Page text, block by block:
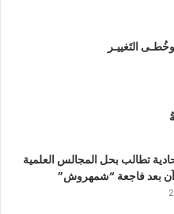
التَغييـر
تطالب بحل المجالس العلمية
بعد فاجعة “شمهروش”